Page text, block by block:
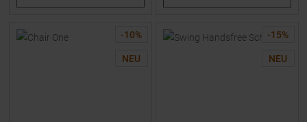
-10%
NEU
-15%
NEU